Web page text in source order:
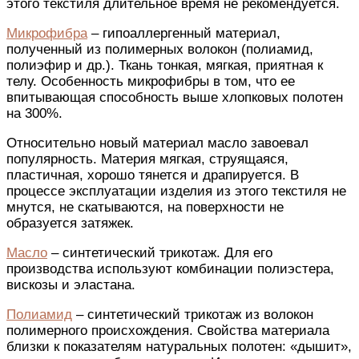
этого текстиля длительное время не рекомендуется.
Микрофибра– гипоаллергенный материал,
полученный из полимерных волокон (полиамид,
полиэфир и др.). Ткань тонкая, мягкая, приятная к
телу. Особенность микрофибры в том, что ее
впитывающая способность выше хлопковых полотен
на 300%.
Относительно новый материал масло завоевал
популярность. Материя мягкая, струящаяся,
пластичная, хорошо тянется и драпируется. В
процессе эксплуатации изделия из этого текстиля не
мнутся, не скатываются, на поверхности не
образуется затяжек.
Масло – синтетический трикотаж. Для его
производства используют комбинации полиэстера,
вискозы и эластана.
Полиамид – синтетический трикотаж из волокон
полимерного происхождения. Свойства материала
близки к показателям натуральных полотен: «дышит»,